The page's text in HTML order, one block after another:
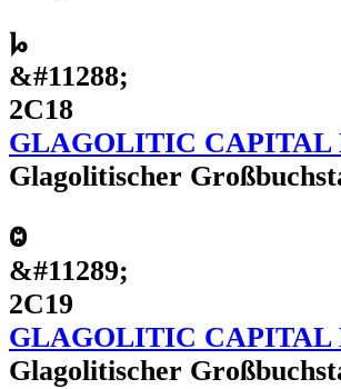
Ⱈ
&#11288;
2C18
GLAGOLITIC CAPITAL
Glagolitischer
Ⱉ
&#11289;
2C19
GLAGOLITIC CAPITAL
Glagolitischer